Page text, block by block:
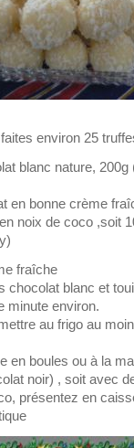
environ 25
blanc nature,
en bonne crème
noix de coco ,soit
fraîche
chocolat blanc et
minute environ.
au frigo au
en boules ou à la
noir) , soit avec
présentez en